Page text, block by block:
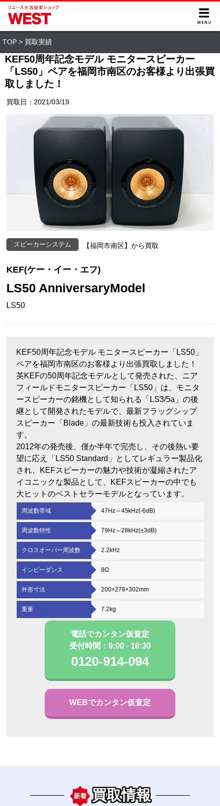
TOP > 買取実績
KEF50周年記念モデル モニタースピーカー
「LS50」ペアを福岡市南区のお客様より出張買
取しました！
買取日：2021/03/19
スピーカーシステム 【福岡市南区】から買取
KEF(ケー・イー・エフ)
LS50 AnniversaryModel
LS50
KEF50周年記念モデル モニタースピーカー「LS50」
ペアを福岡市南区のお客様より出張買取しました！
英KEFの50周年記念モデルとして発売された、ニア
フィールドモニタースピーカー「LS50」は、モニタ
ースピーカーの銘機として知られる「LS3/5a」の後
継として開発されたモデルで、最新フラッグシップ
スピーカー「Blade」の最新技術も投入されていま
す。
2012年の発売後、僅か半年で完売し、その後熱い要
望に応え「LS50 Standard」としてレギュラー製品化
され、KEFスピーカーの魅力や技術が凝縮されたア
イコニックな製品として、KEFスピーカーの中でも
大ヒットのベストセラーモデルとなっています。
周波数帯域 47Hz～45kHz(-6dB)
周波数特性 79Hz～28kHz(±3dB)
クロスオーバー周波数 2.2kHz
インピーダンス 8Ω
外形寸法 200×278×302mm
重量 7.2kg
電話でカンタン仮査定
受付時間：9:00 - 18:30
0120-914-094
WEBでカンタン仮査定
新着 買取情報